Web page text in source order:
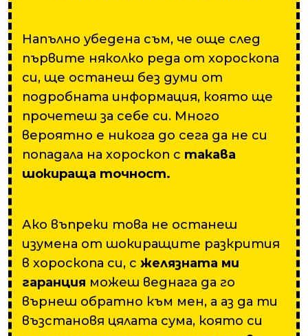
Напълно убедена съм, че още след
първите няколко реда от хороскопа
си, ще останеш без думи от
подробната информация, която ще
прочетеш за себе си. Много
вероятно е никога до сега да не си
попадала на хороскоп с такава
шокираща точност.
Ако въпреки това не останеш
изумена от шокиращите разкрития
в хороскопа си, с желязната ми
гаранция можеш веднага да го
върнеш обратно към мен, а аз да ти
възстановя цялата сума, която си